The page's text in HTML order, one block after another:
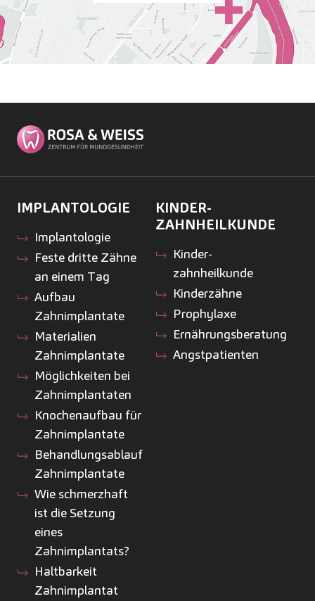
IMPLANTOLOGIE
Implantologie
Feste dritte Zähne
an einem Tag
Aufbau
Zahnimplantate
Materialien
Zahnimplantate
Möglichkeiten bei
Zahnimplantaten
Knochenaufbau für
Zahnimplantate
Behandlungsablauf
Zahnimplantate
Wie schmerzhaft
ist die Setzung
eines
Zahnimplantats?
Haltbarkeit
Zahnimplantat
KINDER­
ZAHNHEILKUNDE
Kinder­
zahnheilkunde
Kinderzähne
Prophylaxe
Ernährungsberatung
Angstpatienten